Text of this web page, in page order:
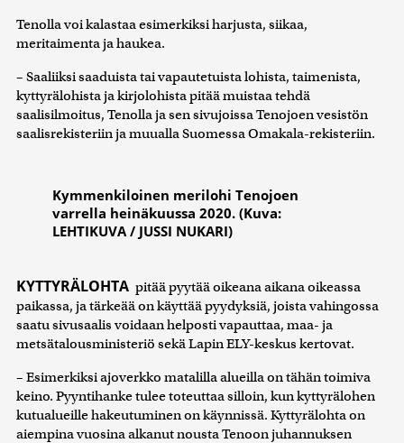
Tenolla voi kalastaa esimerkiksi harjusta, siikaa,
meritaimenta ja haukea.
– Saaliiksi saaduista tai vapautetuista lohista, taimenista,
kyttyrälohista ja kirjolohista pitää muistaa tehdä
saalisilmoitus, Tenolla ja sen sivujoissa Tenojoen vesistön
saalisrekisteriin ja muualla Suomessa Omakala-rekisteriin.
Kymmenkiloinen merilohi Tenojoen
varrella heinäkuussa 2020. (Kuva:
LEHTIKUVA / JUSSI NUKARI)
KYTTYRÄLOHTA pitää pyytää oikeana aikana oikeassa
paikassa, ja tärkeää on käyttää pyydyksiä, joista vahingossa
saatu sivusaalis voidaan helposti vapauttaa, maa- ja
metsätalousministeriö sekä Lapin ELY-keskus kertovat.
– Esimerkiksi ajoverkko matalilla alueilla on tähän toimiva
keino. Pyyntihanke tulee toteuttaa silloin, kun kyttyrälohen
kutualueille hakeutuminen on käynnissä. Kyttyrälohta on
aiempina vuosina alkanut nousta Tenoon juhannuksen